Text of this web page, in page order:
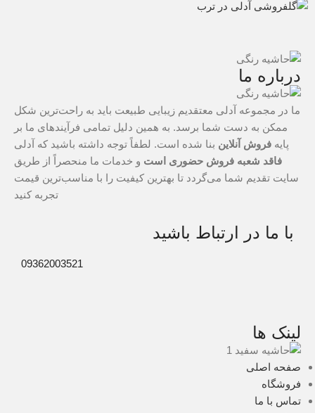
درباره ما
ما در مجموعه آدلی معتقدیم زیبایی طبیعت باید به راحت‌ترین شکل
ممکن به دست شما برسد. به همین دلیل تمامی فرآیندهای ما بر
پایه فروش آنلاین بنا شده است. لطفاً توجه داشته باشید که آدلی
فاقد شعبه فروش حضوری است و خدمات ما منحصراً از طریق
سایت تقدیم شما می‌گردد تا بهترین کیفیت را با مناسب‌ترین قیمت
تجربه کنید
با ما در ارتباط باشید
09362003521
لینک ها
صفحه اصلی
فروشگاه
تماس با ما